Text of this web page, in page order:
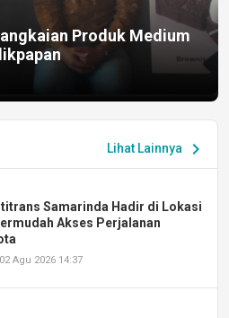
Produk Medium
Lihat Lainnya chevron_right
Samarinda Hadir di Lokasi
Akses Perjalanan
Agu 2026 14:37